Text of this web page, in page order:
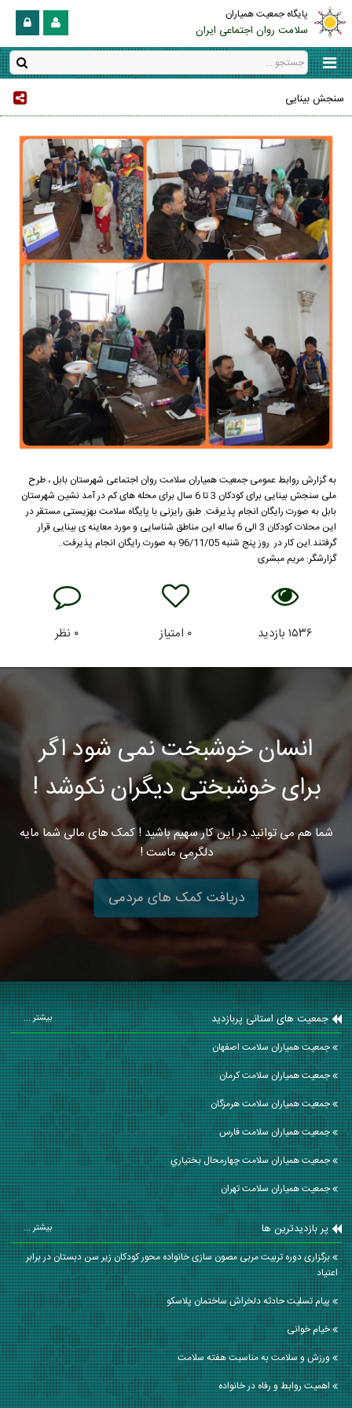
پایگاه جمعیت همیاران
سلامت روان اجتماعی ایران
سنجش بینایی
به گزارش روابط عمومی جمعیت همیاران سلامت روان اجتماعی شهرستان بابل ، طرح
ملی سنجش بینایی برای کودکان 3 تا 6 سال برای محله های کم در آمد نشین شهرستان
بابل به صورت رایگان انجام پذیرفت. طبق رایزنی با پایگاه سلامت بهزیستی مستقر در
این محلات کودکان 3 الی 6 ساله این مناطق شناسایی و مورد معاینه ی بینایی قرار
گرفتند.این کار در روز پنج شنبه 96/11/05 به صورت رایگان انجام پذیرفت..
گزارشگر: مریم مبشری
۱۵۳۶ بازدید ۰ امتیاز ۰ نظر
انسان خوشبخت نمی شود اگر
برای خوشبختی دیگران نکوشد !
شما هم می توانید در این کار سهیم باشید ! کمک های مالی شما مایه
دلگرمی ماست !
دریافت کمک های مردمی
جمعیت های استانی پربازدید بیشتر ...
جمعیت همیاران سلامت اصفهان
جمعیت همیاران سلامت كرمان
جمعیت همیاران سلامت هرمزگان
جمعیت همیاران سلامت فارس
جمعیت همیاران سلامت چهارمحال بختياري
جمعیت همیاران سلامت تهران
پر بازدیدترین ها بیشتر ...
برگزاری دوره تربیت مربی مصون سازی خانواده محور کودکان زیر سن دبستان در برابر
اعتیاد
پيام تسليت حادثه دلخراش ساختمان پلاسکو
خیام خوانی
ورزش و سلامت به مناسبت هفته سلامت
اهمیت روابط و رفاه در خانواده